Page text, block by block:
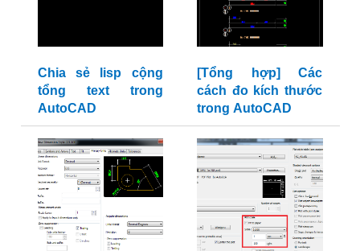
Chia sẻ lisp cộng
tổng text trong
AutoCAD
[Tổng hợp] Các
cách đo kích thước
trong AutoCAD